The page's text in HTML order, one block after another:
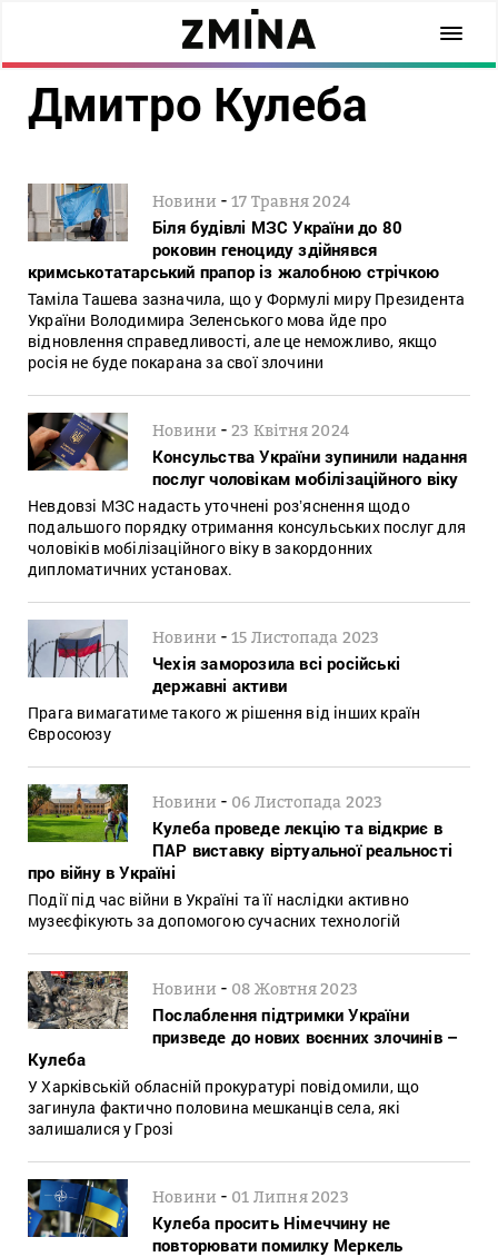
Дмитро Кулеба
Новини -17 Травня 2024
Біля будівлі МЗС України до 80
роковин геноциду здійнявся
кримськотатарський прапор із жалобною стрічкою
Таміла Ташева зазначила, що у Формулі миру Президента
України Володимира Зеленського мова йде про
відновлення справедливості, але це неможливо, якщо
росія не буде покарана за свої злочини
Новини -23 Квітня 2024
Консульства України зупинили надання
послуг чоловікам мобілізаційного віку
Невдовзі МЗС надасть уточнені розʼяснення щодо
подальшого порядку отримання консульських послуг для
чоловіків мобілізаційного віку в закордонних
дипломатичних установах.
Новини -15 Листопада 2023
Чехія заморозила всі російські
державні активи
Прага вимагатиме такого ж рішення від інших країн
Євросоюзу
Новини - 06 Листопада 2023
Кулеба проведе лекцію та відкриє в
ПАР виставку віртуальної реальності
про війну в Україні
Події під час війни в Україні та її наслідки активно
музеєфікують за допомогою сучасних технологій
Новини - 08 Жовтня 2023
Послаблення підтримки України
призведе до нових воєнних злочинів –
Кулеба
У Харківській обласній прокуратурі повідомили, що
загинула фактично половина мешканців села, які
залишалися у Грозі
Новини - 01 Липня 2023
Кулеба просить Німеччину не
повторювати помилку Меркель